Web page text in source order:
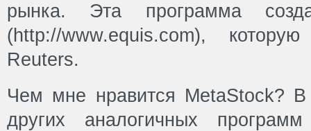
рынка. Эта программа
(http://www.equis.com),
Reuters.
Чем мне нравится MetaStock? В
других аналогичных